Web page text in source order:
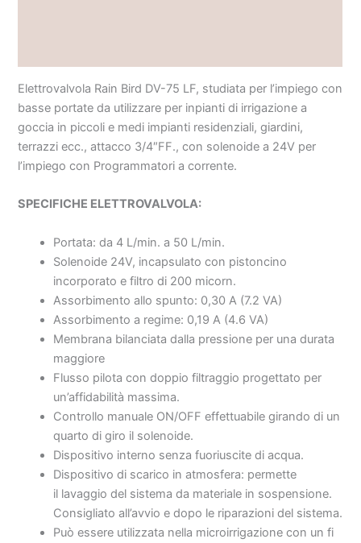
Elettrovalvola Rain Bird DV-75 LF, studiata per l’impiego con
basse portate da utilizzare per inpianti di irrigazione a
goccia in piccoli e medi impianti residenziali, giardini,
terrazzi ecc., attacco 3/4″FF., con solenoide a 24V per
l’impiego con Programmatori a corrente.
SPECIFICHE ELETTROVALVOLA:
Portata: da 4 L/min. a 50 L/min.
Solenoide 24V, incapsulato con pistoncino
incorporato e filtro di 200 micorn.
Assorbimento allo spunto: 0,30 A (7.2 VA)
Assorbimento a regime: 0,19 A (4.6 VA)
Membrana bilanciata dalla pressione per una durata
maggiore
Flusso pilota con doppio filtraggio progettato per
un’affidabilità massima.
Controllo manuale ON/OFF effettuabile girando di un
quarto di giro il solenoide.
Dispositivo interno senza fuoriuscite di acqua.
Dispositivo di scarico in atmosfera: permette
il lavaggio del sistema da materiale in sospensione.
Consigliato all’avvio e dopo le riparazioni del sistema.
Può essere utilizzata nella microirrigazione con un fi